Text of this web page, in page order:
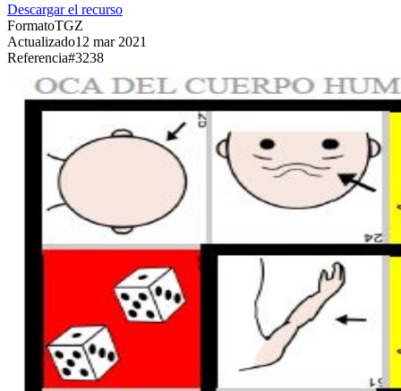
Descargar el recurso
FormatoTGZ
Actualizado12 mar 2021
Referencia#3238